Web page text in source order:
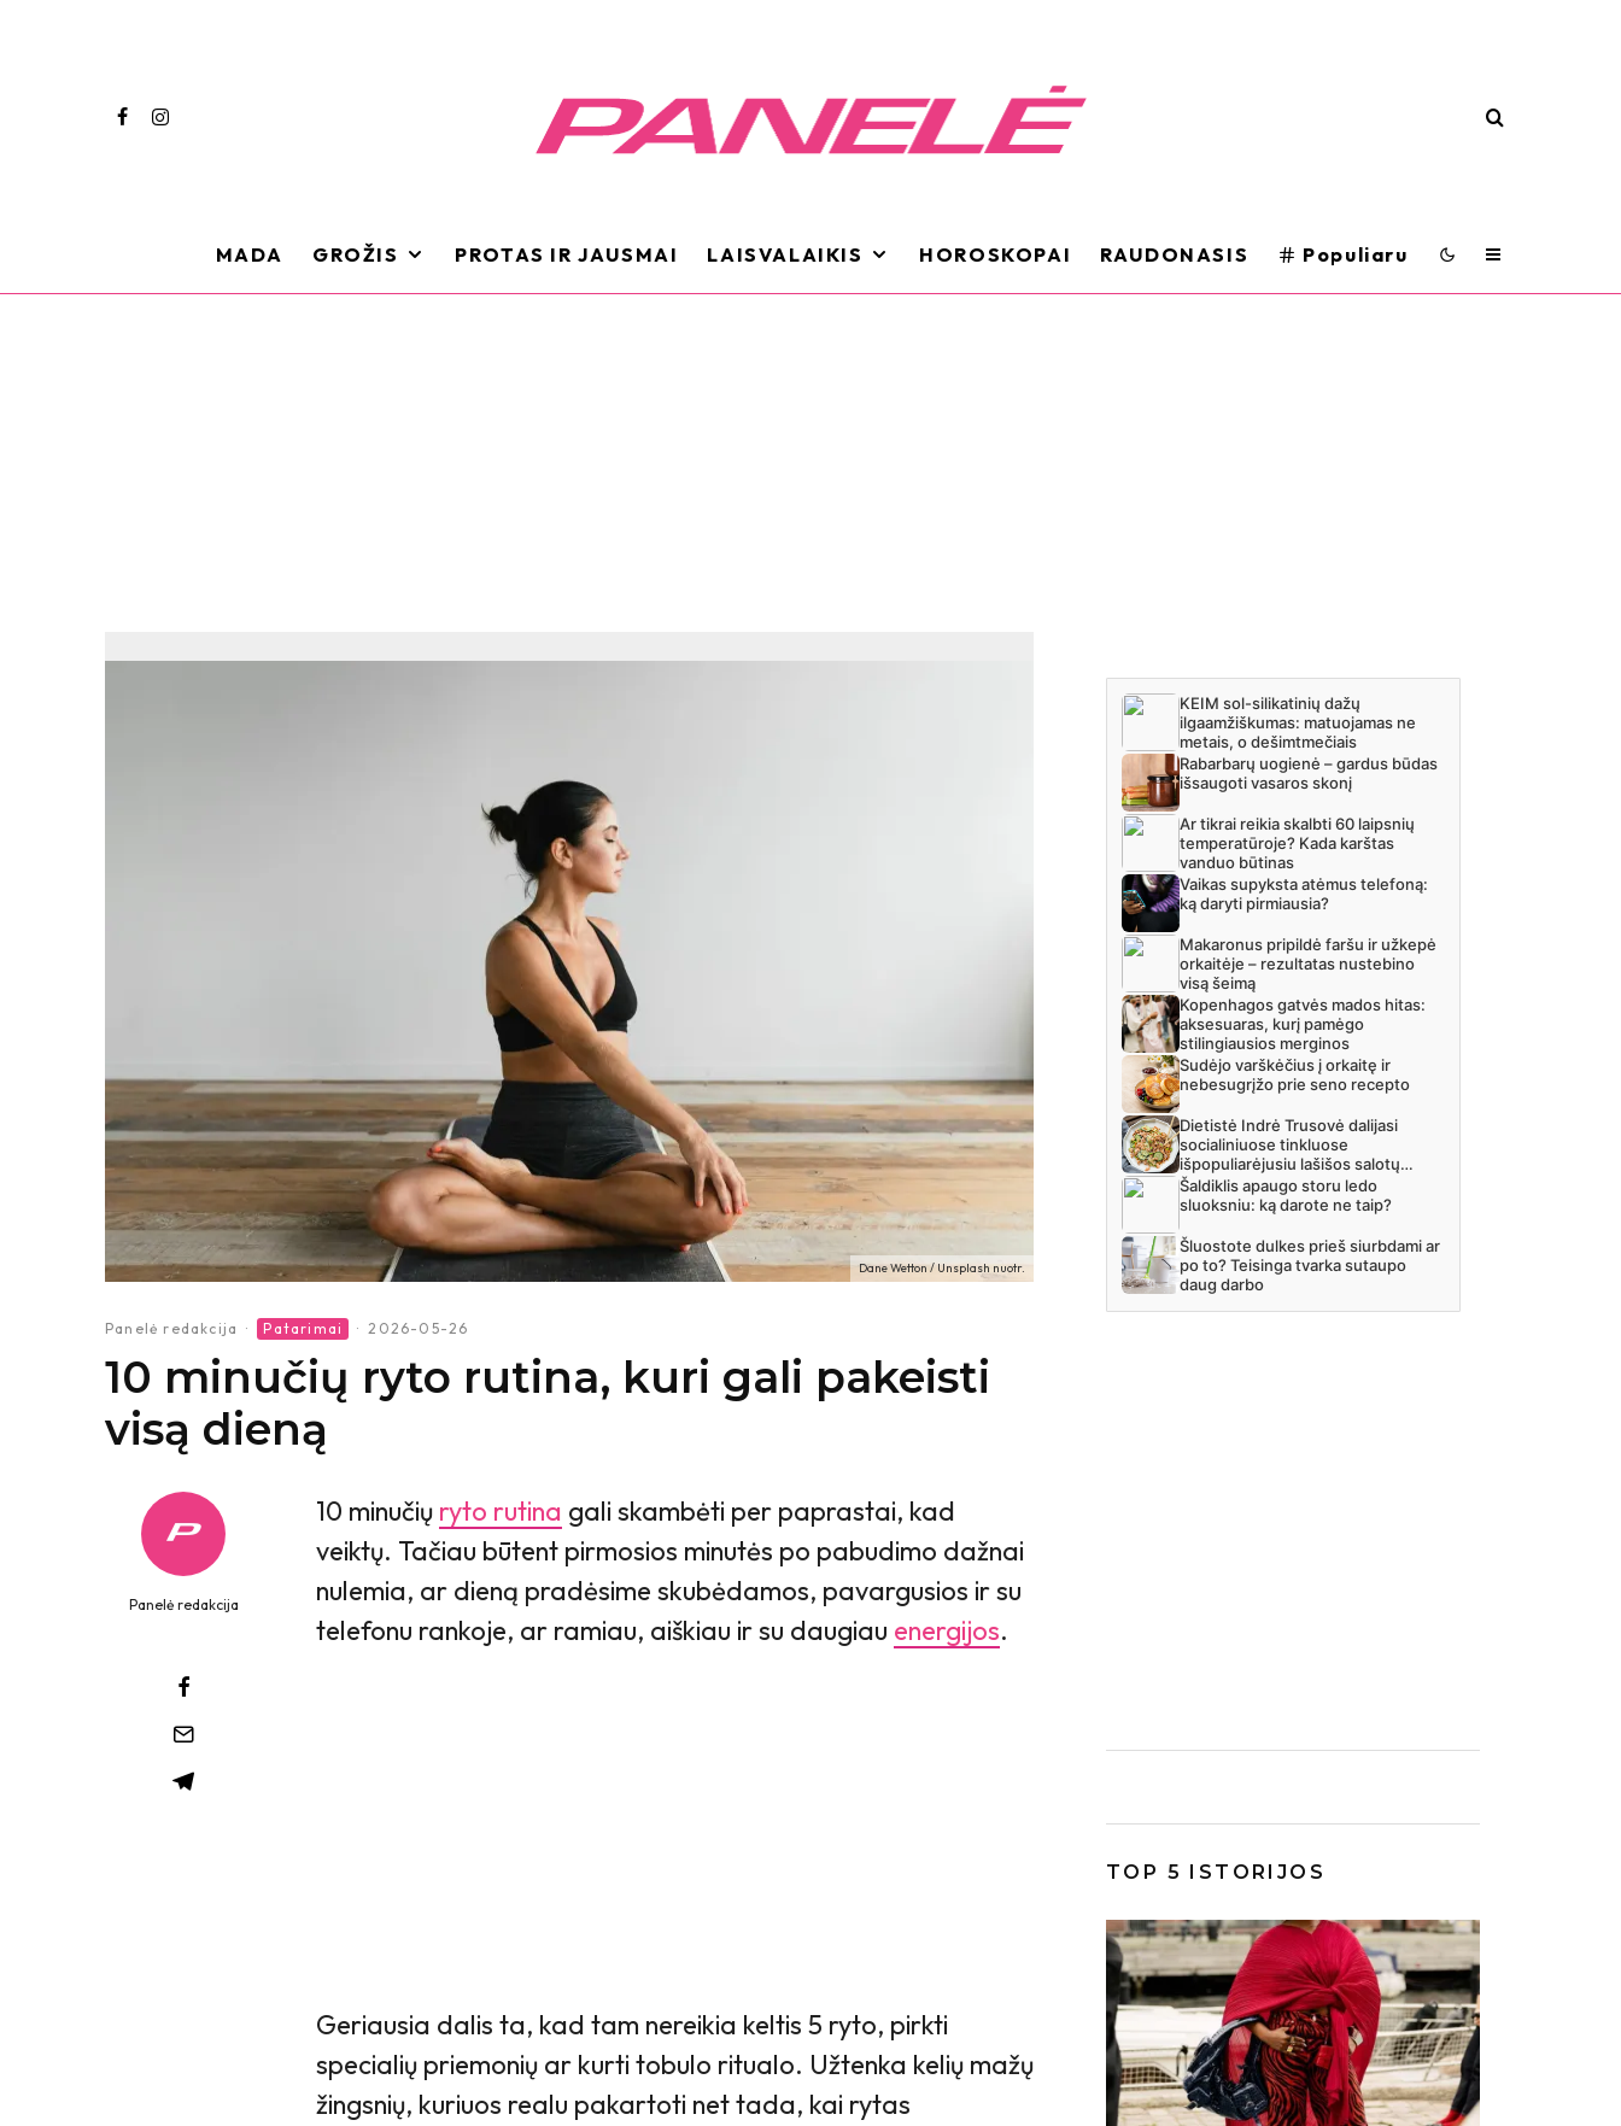
MADA GROŽIS PROTAS IR JAUSMAI LAISVALAIKIS HOROSKOPAI RAUDONASIS Populiaru
Dane Wetton / Unsplash nuotr.
Panelė redakcija · Patarimai · 2026-05-26
10 minučių ryto rutina, kuri gali pakeisti
visą dieną
Panelė redakcija
10 minučių ryto rutina gali skambėti per paprastai, kad
veiktų. Tačiau būtent pirmosios minutės po pabudimo dažnai
nulemia, ar dieną pradėsime skubėdamos, pavargusios ir su
telefonu rankoje, ar ramiau, aiškiau ir su daugiau energijos.
Geriausia dalis ta, kad tam nereikia keltis 5 ryto, pirkti
specialių priemonių ar kurti tobulo ritualo. Užtenka kelių mažų
žingsnių, kuriuos realu pakartoti net tada, kai rytas
TOP 5 ISTORIJOS